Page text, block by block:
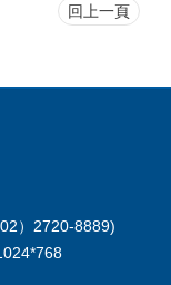
回上一頁
）2720-8889)